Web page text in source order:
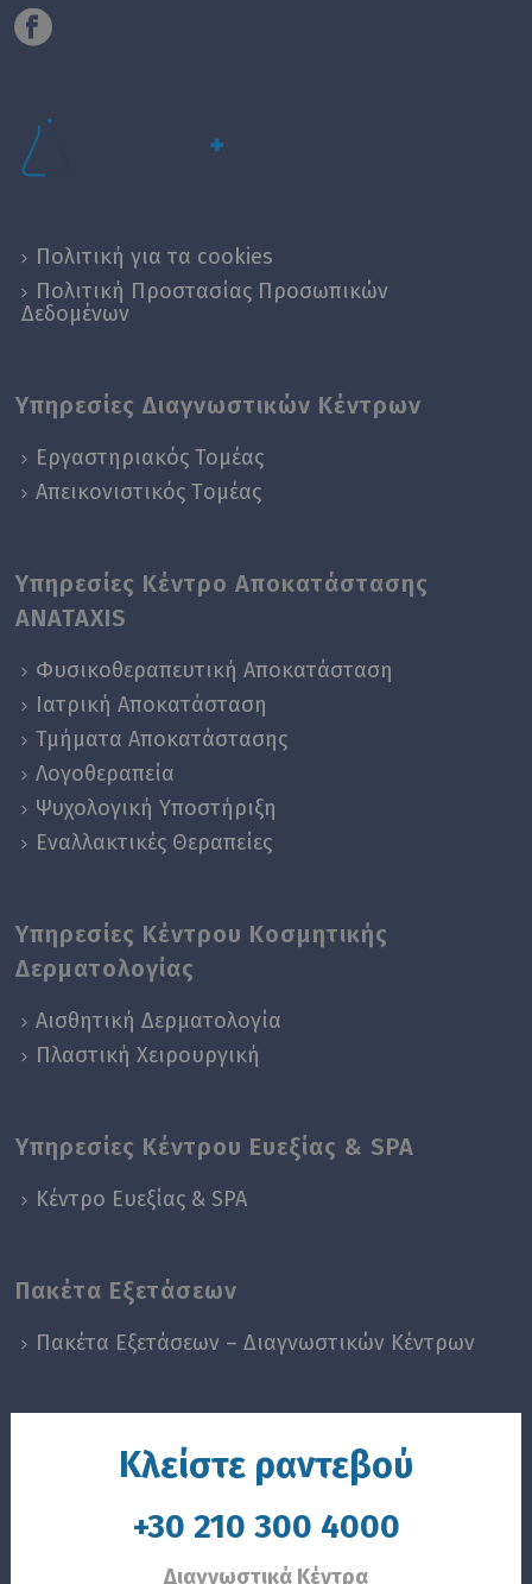
Πολιτική για τα cookies
Πολιτική Προστασίας Προσωπικών
Δεδομένων
Υπηρεσίες Διαγνωστικών Κέντρων
Εργαστηριακός Τομέας
Απεικονιστικός Tομέας
Υπηρεσίες Κέντρο Αποκατάστασης
ANATAXIS
Φυσικοθεραπευτική Αποκατάσταση
Ιατρική Αποκατάσταση
Τμήματα Αποκατάστασης
Λογοθεραπεία
Ψυχολογική Yποστήριξη
Εναλλακτικές Θεραπείες
Υπηρεσίες Κέντρου Κοσμητικής
Δερματολογίας
Αισθητική Δερματολογία
Πλαστική Χειρουργική
Υπηρεσίες Κέντρου Ευεξίας & SPA
Κέντρο Ευεξίας & SPA
Πακέτα Εξετάσεων
Πακέτα Εξετάσεων – Διαγνωστικών Κέντρων
Κλείστε ραντεβού
+30 210 300 4000
Διαγνωστικά Κέντρα